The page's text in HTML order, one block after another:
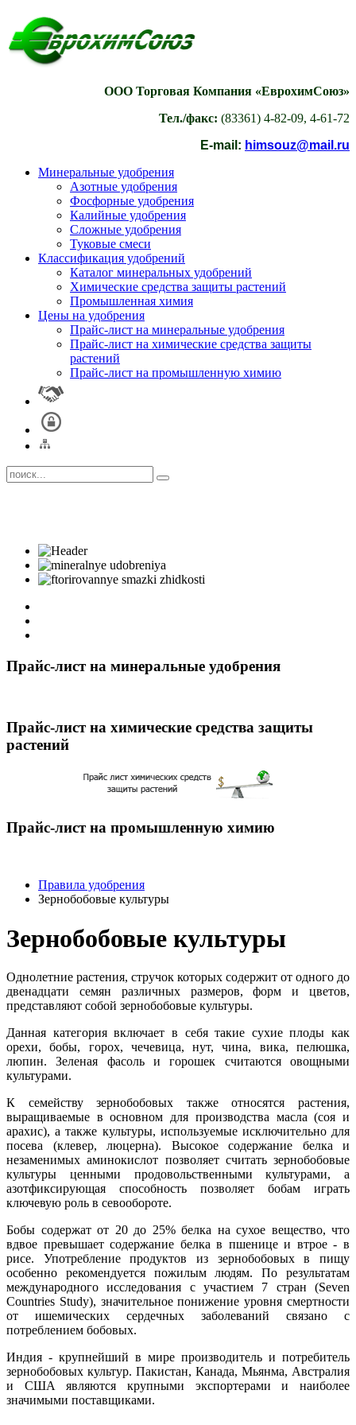
ООО Торговая Компания «ЕврохимСоюз»
Тел./факс: (83361) 4-82-09, 4-61-72
E-mail: himsouz@mail.ru
Минеральные удобрения
Азотные удобрения
Фосфорные удобрения
Калийные удобрения
Сложные удобрения
Туковые смеси
Классификация удобрений
Каталог минеральных удобрений
Химические средства защиты растений
Промышленная химия
Цены на удобрения
Прайс-лист на минеральные удобрения
Прайс-лист на химические средства защиты
растений
Прайс-лист на промышленную химию
Прайс-лист на минеральные удобрения
Прайс-лист на химические средства защиты
растений
Прайс-лист на промышленную химию
Правила удобрения
Зернобобовые культуры
Зернобобовые культуры
Однолетние растения, стручок которых содержит от одного до
двенадцати семян различных размеров, форм и цветов,
представляют собой зернобобовые культуры.
Данная категория включает в себя такие сухие плоды как
орехи, бобы, горох, чечевица, нут, чина, вика, пелюшка,
люпин. Зеленая фасоль и горошек считаются овощными
культурами.
К семейству зернобобовых также относятся растения,
выращиваемые в основном для производства масла (соя и
арахис), а также культуры, используемые исключительно для
посева (клевер, люцерна). Высокое содержание белка и
незаменимых аминокислот позволяет считать зернобобовые
культуры ценными продовольственными культурами, а
азотфиксирующая способность позволяет бобам играть
ключевую роль в севообороте.
Бобы содержат от 20 до 25% белка на сухое вещество, что
вдвое превышает содержание белка в пшенице и втрое - в
рисе. Употребление продуктов из зернобобовых в пищу
особенно рекомендуется пожилым людям. По результатам
международного исследования с участием 7 стран (Seven
Countries Study), значительное понижение уровня смертности
от ишемических сердечных заболеваний связано с
потреблением бобовых.
Индия - крупнейший в мире производитель и потребитель
зернобобовых культур. Пакистан, Канада, Мьянма, Австралия
и США являются крупными экспортерами и наиболее
значимыми поставщиками.